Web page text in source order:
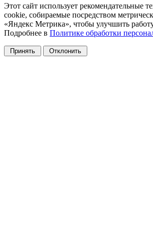
Этот сайт использует рекомендательные
cookie, собираемые посредством
«Яндекс Метрика», чтобы улучшить
Подробнее в Политике обработки
Принять Отклонить